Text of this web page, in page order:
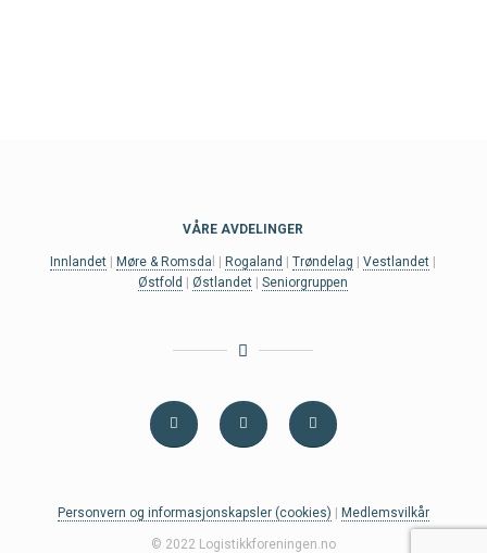
VÅRE AVDELINGER
Innlandet |Møre & Romsda l |Rogaland |Trøndelag |Vestlandet |
Østfold |Østlandet |Seniorgruppen
Personvern og informasjonskapsler (cookies) Medlemsvilkår
© 2022 Logistikkforeningen.no